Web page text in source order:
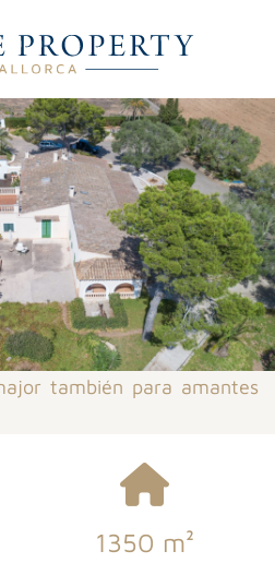
también para amantes
1350 m²